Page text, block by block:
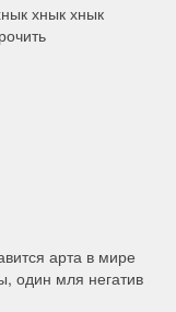
хнык хнык
арта в мире
один мля негатив